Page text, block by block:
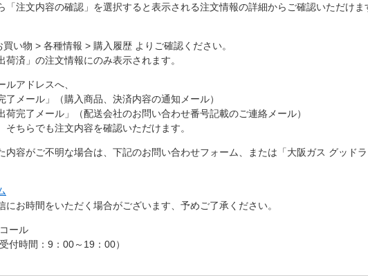
「注文内容の確認」を選択すると表示される注文情報の詳細からご確認いただけま
い物 > 各種情報 > 購入履歴 よりご確認ください。
済」の注文情報にのみ表示されます。
ルアドレスへ、
メール」（購入商品、決済内容の通知メール）
完了メール」（配送会社のお問い合わせ番号記載のご連絡メール）
そちらでも注文内容を確認いただけます。
内容がご不明な場合は、下記のお問い合わせフォーム、または「大阪ガス グッド
お時間をいただく場合がございます、予めご了承ください。
ール
付時間：9：00～19：00）